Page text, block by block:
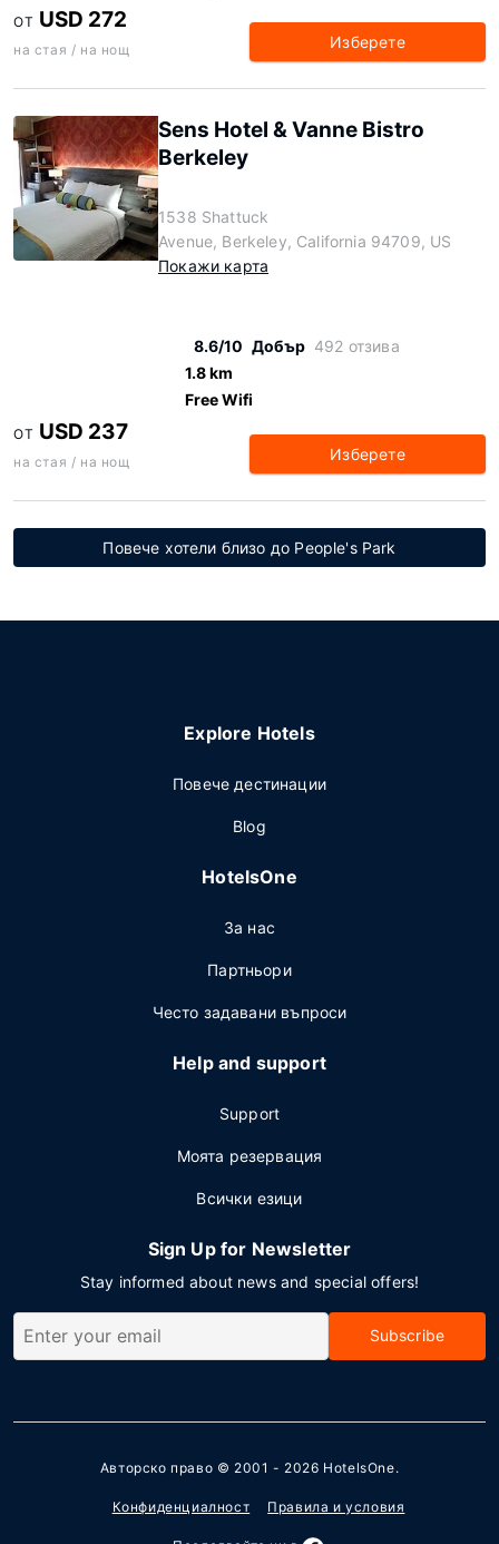
ОТ USD 272
на стая / на нощ Изберете
Sens Hotel & Vanne Bistro
Berkeley
1538 Shattuck
Avenue, Berkeley, California 94709, US
Покажи карта
8.6/10 Добър 492 отзива
1.8 km
Free Wifi
ОТ USD 237
на стая / на нощ Изберете
Повече хотели близо до People's Park
Explore Hotels
Повече дестинации
Blog
HotelsOne
За нас
Партньори
Често задавани въпроси
Help and support
Support
Моята резервация
Всички езици
Sign Up for Newsletter
Stay informed about news and special offers!
Subscribe
Авторско право © 2001 - 2026 HotelsOne.
Конфиденциалност Правила и условия